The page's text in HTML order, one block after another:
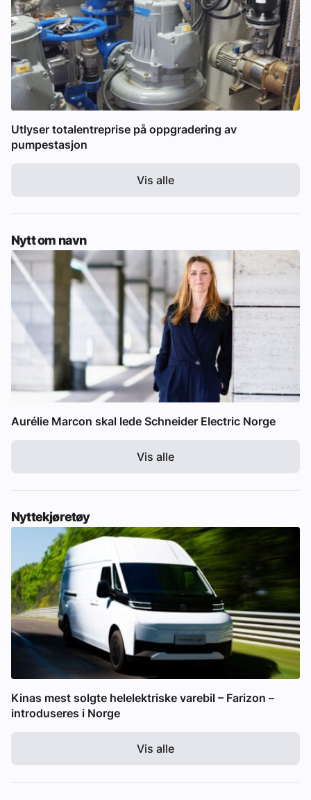
Utlyser totalentreprise på oppgradering av
pumpestasjon
Vis alle
Nytt om navn
Aurélie Marcon skal lede Schneider Electric Norge
Vis alle
Nyttekjøretøy
Kinas mest solgte helelektriske varebil – Farizon –
introduseres i Norge
Vis alle